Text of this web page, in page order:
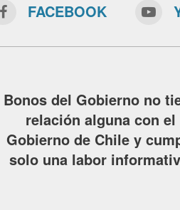
FACEBOOK
Bonos del Gobierno no
relación alguna con el
Gobierno de Chile y
solo una labor